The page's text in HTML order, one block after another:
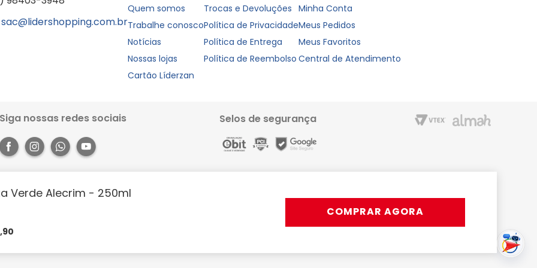
Verde Alecrim - 250ml
,90
COMPRAR AGORA
sac@lidershopping.com.br
Quem somos
Trabalhe conosco
Notícias
Nossas lojas
Cartão Líderzan
Trocas e Devoluções
Política de Privacidade
Política de Entrega
Política de Reembolso
Minha Conta
Meus Pedidos
Meus Favoritos
Central de Atendimento
Siga nossas redes sociais Selos de segurança
dos Pariquis, 1056 - Jurunas, Belém - PA, 66033-590. Site 100% seguro, com entrega rápida e condições especiais para o Cartão Liderzan.
e muito mais. Aproveite a agilidade, praticidade e comodidade que o Líder Shopping proporciona. Acesse o site ou o App
notificação. Todas as imagens neste site são de efeito meramente ilustrativos, podendo ocorrer variações.
parcelas mínimas à partir de R$50,00 | Cartão Liderzan em até 5x sem juros ou 15x com juros | Pix disponível apenas em horário comercial.